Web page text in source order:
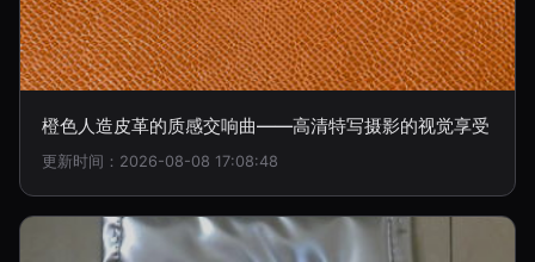
橙色人造皮革的质感交响曲——高清特写摄影的视觉享受
更新时间：2026-08-08 17:08:48